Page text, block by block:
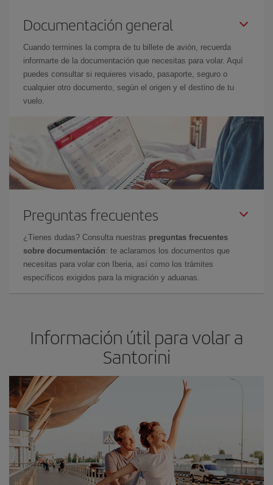
Documentación general
Cuando termines la compra de tu billete de avión, recuerda
informarte de la documentación que necesitas para volar. Aquí
puedes consultar si requieres visado, pasaporte, seguro o
cualquier otro documento, según el origen y el destino de tu
vuelo.
Preguntas frecuentes
¿Tienes dudas? Consulta nuestras preguntas frecuentes
sobre documentación: te aclaramos los documentos que
necesitas para volar con Iberia, así como los trámites
específicos exigidos para la migración y aduanas.
Información útil para volar a
Santorini